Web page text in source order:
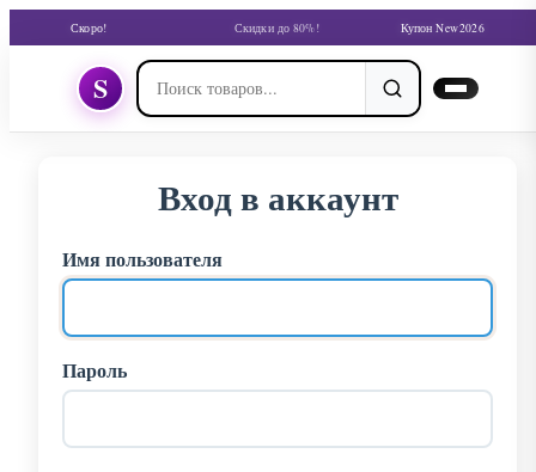
Скоро! Скидки до 80%! Купон New2026
S
Вход в аккаунт
Имя пользователя
Пароль